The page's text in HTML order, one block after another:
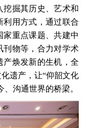
挖掘其历史、艺术和
利用方式，通过联合
重点课题、共建中
刊物等，合力对学术
产焕发新的生机，全
遗产，让“仰韶文化
沟通世界的桥梁。